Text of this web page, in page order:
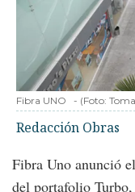
Fibra UNO - (Foto:
Redacción Obras
Fibra Uno anunció
del portafolio